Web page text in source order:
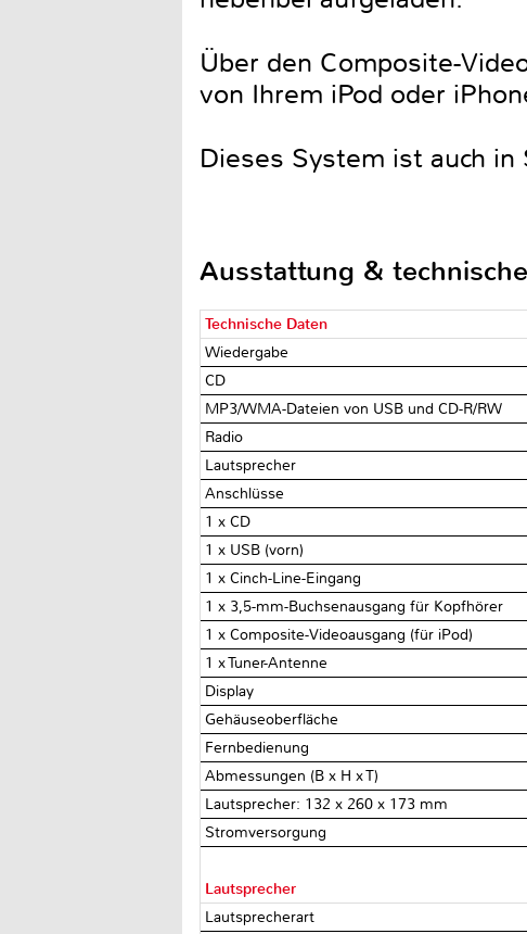
Über den Composite-
von Ihrem iPod oder
Dieses System ist auch in
Ausstattung &
Technische Daten
Wiedergabe
CD
MP3/WMA-Dateien von USB und CD-R/RW
Radio
Lautsprecher
Anschlüsse
1 x CD
1 x USB (vorn)
1 x Cinch-Line-Eingang
1 x 3,5-mm-Buchsenausgang für Kopfhörer
1 x Composite-Videoausgang (für iPod)
1 x Tuner-Antenne
Display
Gehäuseoberfläche
Fernbedienung
Abmessungen (B x H x T)
Lautsprecher: 132 x 260 x 173 mm
Stromversorgung
Lautsprecher
Lautsprecherart